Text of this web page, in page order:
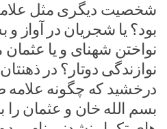
شخصیت دیگری مثل
بود؟ یا شجریان در آواز و
نواختن شهنای و یا
نوازندگی دوتار؟ در
درخشید که چگونه علامه
بسم الله خان و عثمان